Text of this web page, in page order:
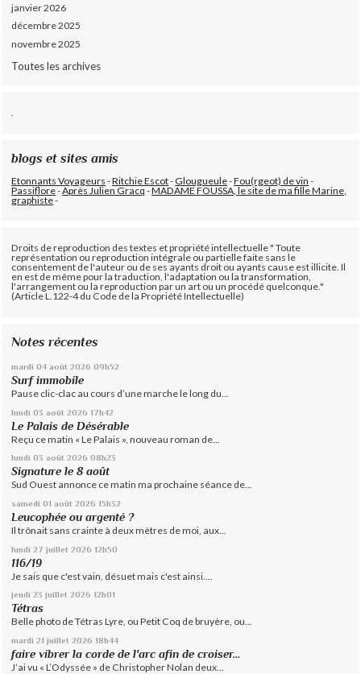
janvier 2026
décembre 2025
novembre 2025
Toutes les archives
blogs et sites amis
Etonnants Voyageurs -Ritchie Escot-Glougueule-Fou(rgeot) de vin -
Passiflore-Après Julien Gracq-MADAME FOUSSA, le site de ma fille Marine,
graphiste-
Droits de reproduction des textes et propriété intellectuelle " Toute
représentation ou reproduction intégrale ou partielle faite sans le
consentement de l'auteur ou de ses ayants droit ou ayants cause est illicite. Il
en est de même pour la traduction, l'adaptation ou la transformation,
l'arrangement ou la reproduction par un art ou un procédé quelconque."
(Article L.122-4 du Code de la Propriété Intellectuelle)
Notes récentes
mardi 04 août 2026 09h52
Surf immobile
Pause clic-clac au cours d’une marche le long du...
lundi 03 août 2026 17h42
Le Palais de Désérable
Reçu ce matin « Le Palais », nouveau roman de...
lundi 03 août 2026 08h23
Signature le 8 août
Sud Ouest annonce ce matin ma prochaine séance de...
samedi 01 août 2026 15h32
Leucophée ou argenté ?
Il trônait sans crainte à deux mètres de moi, aux...
lundi 27 juillet 2026 12h50
116/19
Je sais que c'est vain, désuet mais c'est ainsi....
jeudi 23 juillet 2026 12h01
Tétras
Belle photo de Tétras Lyre, ou Petit Coq de bruyère, ou...
mardi 21 juillet 2026 18h44
faire vibrer la corde de l'arc afin de croiser...
J’ai vu « L’Odyssée » de Christopher Nolan deux...